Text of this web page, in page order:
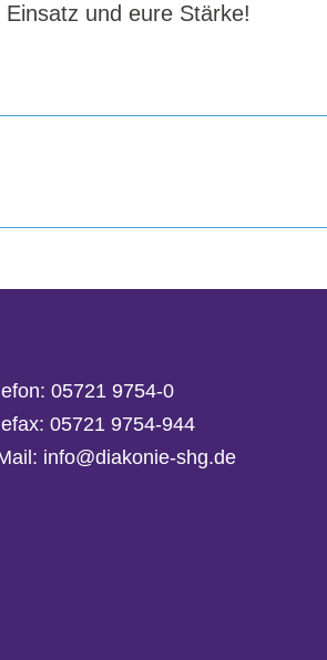
und eure Stärke!
05721 9754-0
05721 9754-944
info@diakonie-shg.de